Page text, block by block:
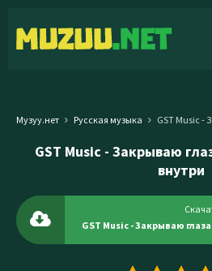
Музуу.нет Русская музыка GST Music -
GST Music - Закрываю
внутри
GST Music - Закрываю